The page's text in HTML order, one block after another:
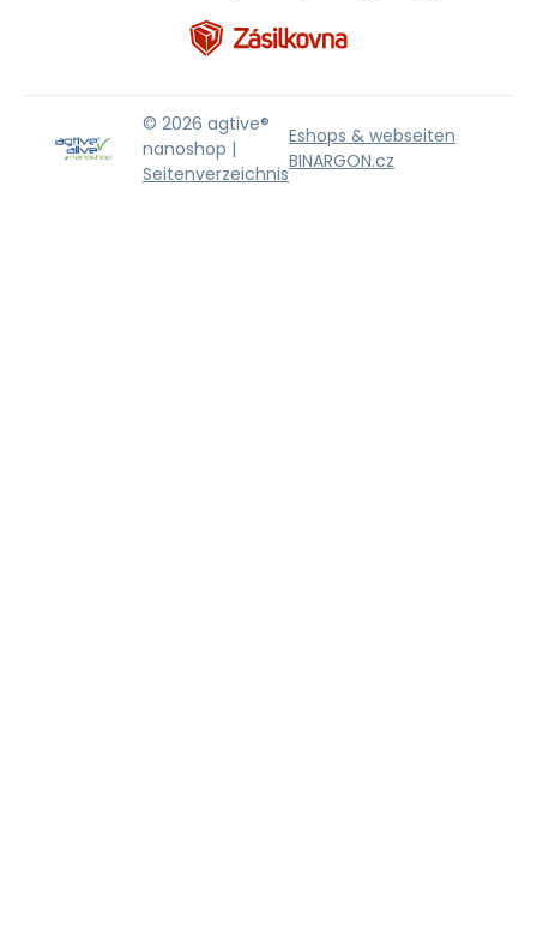
© 2026 agtive®
nanoshop |
Seitenverzeichnis
Eshops & webseiten
BINARGON.cz